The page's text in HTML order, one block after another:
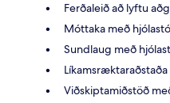
Ferðaleið að lyftu
Móttaka með
Sundlaug með
Viðskiptamiðstöð